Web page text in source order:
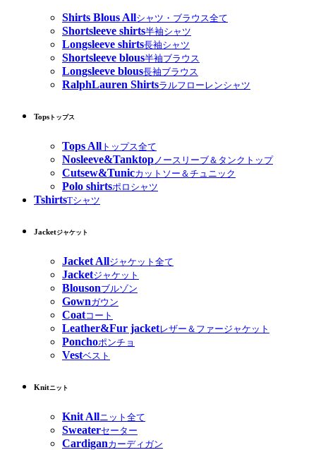
Shirts Blous Allシャツ・ブラウス全て
Shortsleeve shirts半袖シャツ
Longsleeve shirts長袖シャツ
Shortsleeve blous半袖ブラウス
Longsleeve blous長袖ブラウス
RalphLauren Shirtsラルフローレンシャツ
Tops トップス
Tops All トップス全て
Nosleeve&Tanktop ノースリーブ＆タンクトップ
Cutsew&Tunicカットソー＆チュニック
Polo shirtsポロシャツ
TshirtsTシャツ
Jacketジャケット
Jacket Allジャケット全て
Jacketジャケット
Blousonブルゾン
Gownガウン
Coatコート
Leather&Fur jacketレザー＆ファージャケット
Ponchoポンチョ
Vestベスト
Knitニット
Knit Allニット全て
Sweaterセーター
Cardiganカーディガン